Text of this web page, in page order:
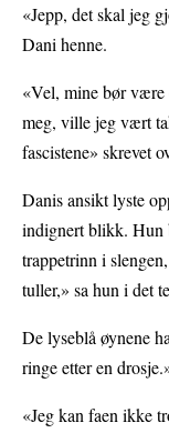
«Jepp, det skal jeg
Dani henne.
«Vel, mine bør være
meg, ville jeg vært
fascistene» skrevet
Danis ansikt lyste
indignert blikk. Hun
trappetrinn i
tuller,» sa hun i det
De lyseblå øynene
ringe etter en
«Jeg kan faen ikke